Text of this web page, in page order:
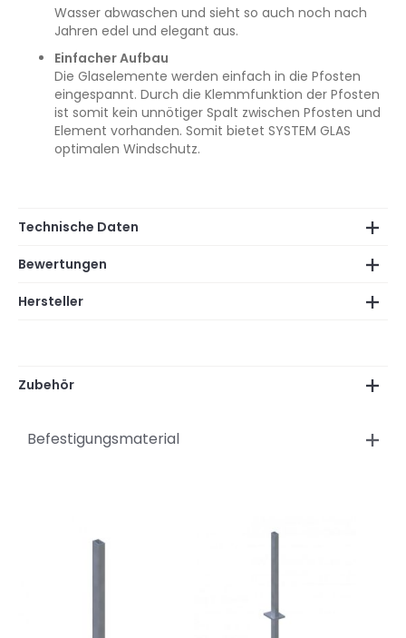
Wasser abwaschen und sieht so auch noch nach
Jahren edel und elegant aus.
Einfacher Aufbau
Die Glaselemente werden einfach in die Pfosten
eingespannt. Durch die Klemmfunktion der Pfosten
ist somit kein unnötiger Spalt zwischen Pfosten und
Element vorhanden. Somit bietet SYSTEM GLAS
optimalen Windschutz.
Technische Daten
Bewertungen
Hersteller
Zubehör
Befestigungsmaterial